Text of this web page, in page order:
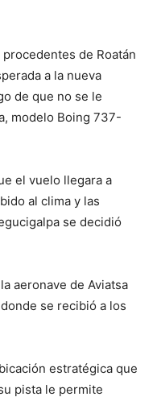
de Roatán
a la nueva
de que no se le
modelo Boing 737-
el vuelo llegara a
al clima y las
se decidió
aeronave de Aviatsa
se recibió a los
estratégica que
pista le permite